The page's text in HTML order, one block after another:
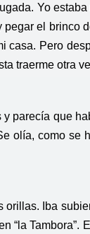
Yo
el brinco
Pero
traerme otra
parecía que
olía, como se
Iba
“la Tambora”.